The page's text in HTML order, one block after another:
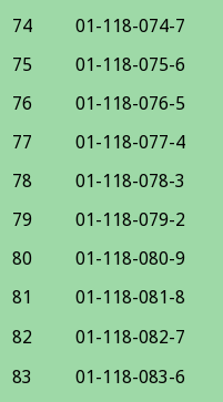
74
01-118-074-7
75
01-118-075-6
76
01-118-076-5
77
01-118-077-4
78
01-118-078-3
79
01-118-079-2
80
01-118-080-9
81
01-118-081-8
82
01-118-082-7
83
01-118-083-6